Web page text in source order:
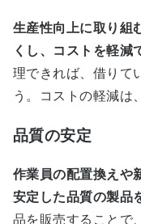
生産性向上に取り組
くし、コストを軽減
理できれば、借りて
う。コストの軽減は
品質の安定
作業員の配置換えや
安定した品質の製品
品を販売することで